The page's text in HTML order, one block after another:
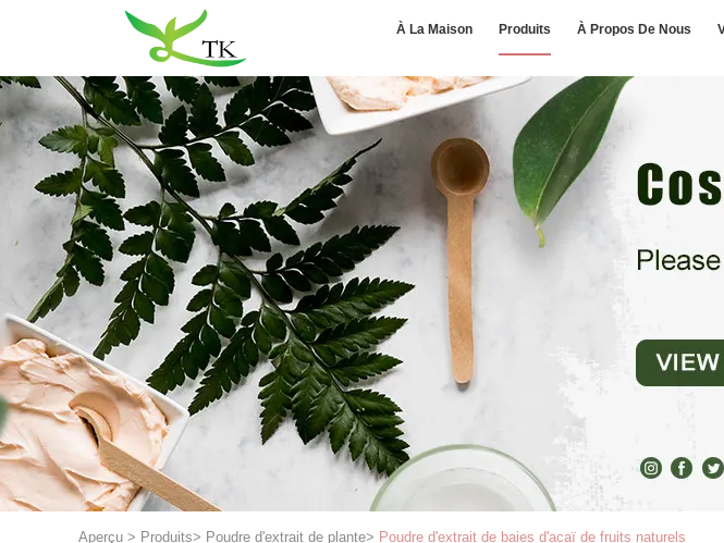
À La Maison Produits À Propos De Nous
Aperçu > Produits> Poudre d'extrait de plante> Poudre d'extrait de baies d'acaï de fruits naturels